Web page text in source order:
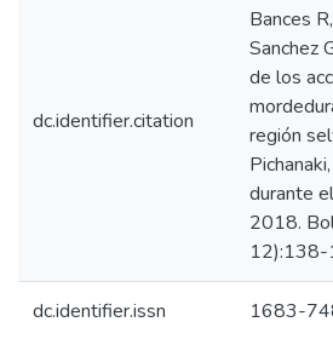
dc.identifier.citation
Bances
Sanchez
de los
región
durante
2018.
12):138-
dc.identifier.issn 1683-